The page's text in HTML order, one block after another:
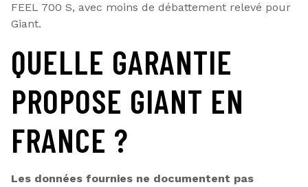
FEEL 700 S, avec moins de débattement relevé pour
Giant.
QUELLE GARANTIE
PROPOSE GIANT EN
FRANCE ?
Les données fournies ne documentent pas